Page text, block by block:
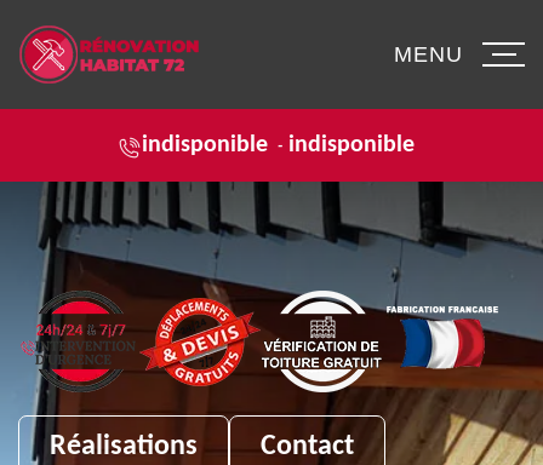
indisponible - indisponible
MENU
Réalisations Contact